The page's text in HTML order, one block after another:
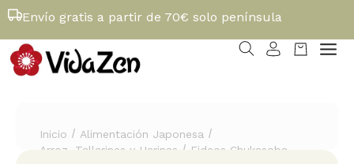
Envío gratis a partir de 70€ solo península
Inicio / Alimentación Japonesa /
Arroz, Tallarines y Harinas / Fideos Chukasoba